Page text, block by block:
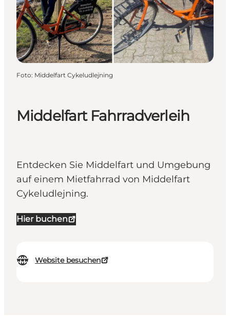
Reiseplanung
Middelfart Fahrradverleih
Entdecken Sie Middelfart und Umgebung
auf einem Mietfahrrad von Middelfart
Cykeludlejning.
Hier buchen
Website besuchen
Foto: Middelfart Cykeludlejning